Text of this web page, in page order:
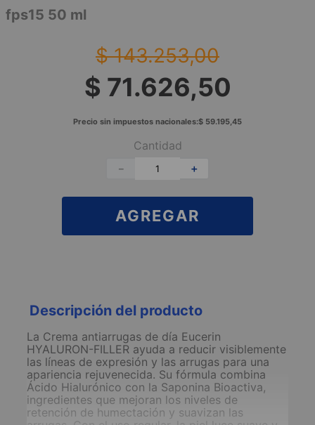
fps15 50 ml
$ 143.253,00
$ 71.626,50
Precio sin impuestos nacionales:$ 59.195,45
Cantidad
＋
－
AGREGAR
Descripción del producto
La Crema antiarrugas de día Eucerin
HYALURON-FILLER ayuda a reducir visiblemente
las líneas de expresión y las arrugas para una
apariencia rejuvenecida. Su fórmula combina
Ácido Hialurónico con la Saponina Bioactiva,
ingredientes que mejoran los niveles de
retención de humectación y suavizan las